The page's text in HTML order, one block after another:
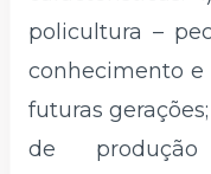
policultura –
conhecimento
futuras
de